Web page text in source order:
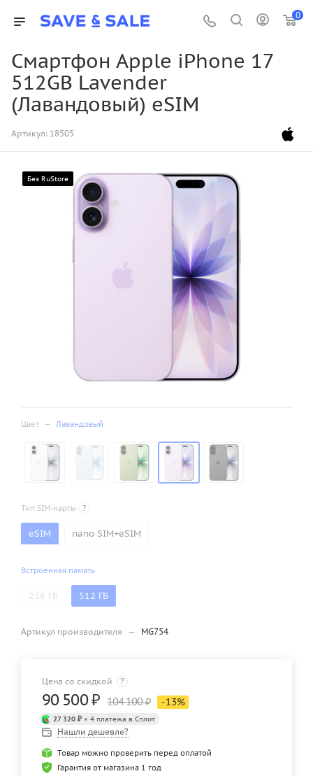
0
Смартфон Apple iPhone 17
512GB Lavender
(Лавандовый) eSIM
Артикул: 18505
Без RuStore
Цвет — Лавандовый
Тип SIM-карты ?
eSIM nano SIM+eSIM
Встроенная память
256 ГБ 512 ГБ
Артикул производителя — MG754
Цена со скидкой ?
90 500₽ 104 100₽ -13%
27 320 ₽ × 4 платежа в Сплит
Нашли дешевле?
Товар можно проверить перед оплатой
Гарантия от магазина 1 год